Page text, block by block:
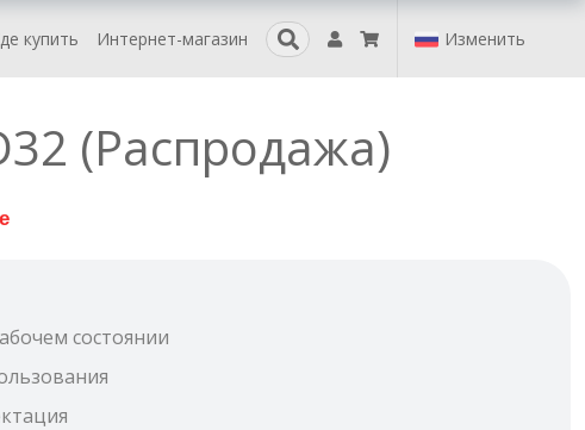
купить Интернет-магазин Изменить
(Распродажа)
состоянии